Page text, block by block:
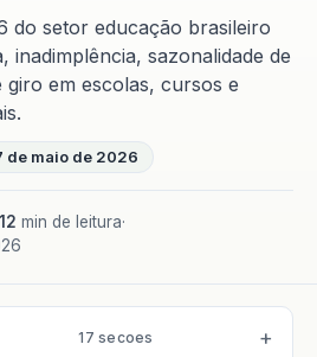
do setor educação brasileiro
inadimplência, sazonalidade de
giro em escolas, cursos e
de maio de 2026
12 min de leitura·
17 secoes